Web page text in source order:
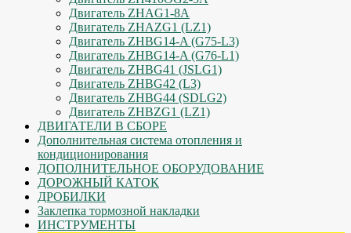
Двигатель ZHAG1-8A
Двигатель ZHAZG1 (LZ1)
Двигатель ZHBG14-A (G75-L3)
Двигатель ZHBG14-A (G76-L1)
Двигатель ZHBG41 (JSLG1)
Двигатель ZHBG42 (L3)
Двигатель ZHBG44 (SDLG2)
Двигатель ZHBZG1 (LZ1)
ДВИГАТЕЛИ В СБОРЕ
Дополнительная система отопления и
кондиционирования
ДОПОЛНИТЕЛЬНОЕ ОБОРУДОВАНИЕ
ДОРОЖНЫЙ КАТОК
ДРОБИЛКИ
Заклепка тормозной накладки
ИНСТРУМЕНТЫ